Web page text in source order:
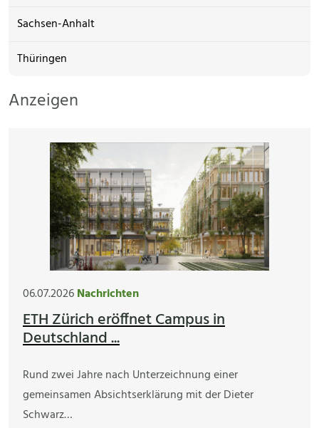
Sachsen-Anhalt
Thüringen
Anzeigen
06.07.2026Nachrichten
ETH Zürich eröffnet Campus in
Deutschland ...
Rund zwei Jahre nach Unterzeichnung einer
gemeinsamen Absichtserklärung mit der Dieter
Schwarz…